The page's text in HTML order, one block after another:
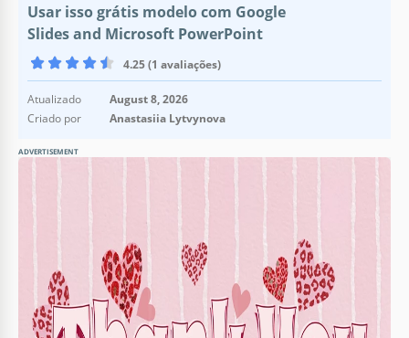
Usar isso grátis modelo com Google
Slides and Microsoft PowerPoint
4.25 (1 avaliações)
Atualizado
August 8, 2026
Criado por
Anastasiia Lytvynova
ADVERTISEMENT